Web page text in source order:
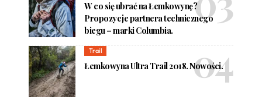
W co się ubrać na Łemkowynę?
Propozycje partnera technicznego
biegu – marki Columbia.
Trail
Łemkowyna Ultra Trail 2018. Nowości.